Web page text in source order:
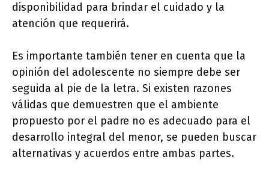
disponibilidad para brindar el cuidado y la
atención que requerirá.
Es importante también tener en cuenta que la
opinión del adolescente no siempre debe ser
seguida al pie de la letra. Si existen razones
válidas que demuestren que el ambiente
propuesto por el padre no es adecuado para el
desarrollo integral del menor, se pueden buscar
alternativas y acuerdos entre ambas partes.